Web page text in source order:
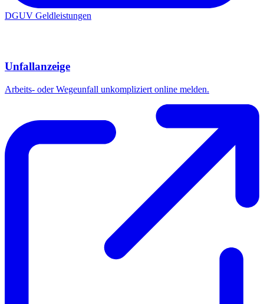
DGUV Geldleistungen
Unfallanzeige
Arbeits- oder Wegeunfall unkompliziert online melden.